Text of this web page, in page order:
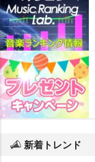
新着トレンド